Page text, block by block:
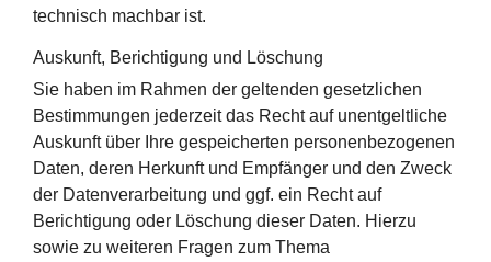
technisch machbar ist.
Auskunft, Berichtigung und Löschung
Sie haben im Rahmen der geltenden gesetzlichen
Bestimmungen jederzeit das Recht auf unentgeltliche
Auskunft über Ihre gespeicherten personenbezogenen
Daten, deren Herkunft und Empfänger und den Zweck
der Datenverarbeitung und ggf. ein Recht auf
Berichtigung oder Löschung dieser Daten. Hierzu
sowie zu weiteren Fragen zum Thema